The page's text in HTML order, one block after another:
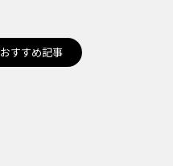
おすすめ記事